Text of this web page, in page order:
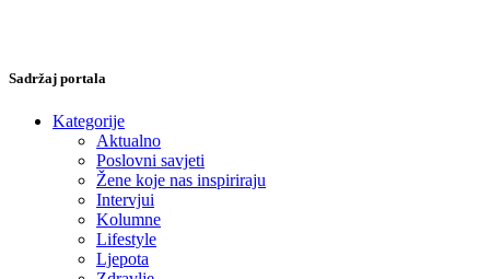
Sadržaj portala
Kategorije
Aktualno
Poslovni savjeti
Žene koje nas inspiriraju
Intervjui
Kolumne
Lifestyle
Ljepota